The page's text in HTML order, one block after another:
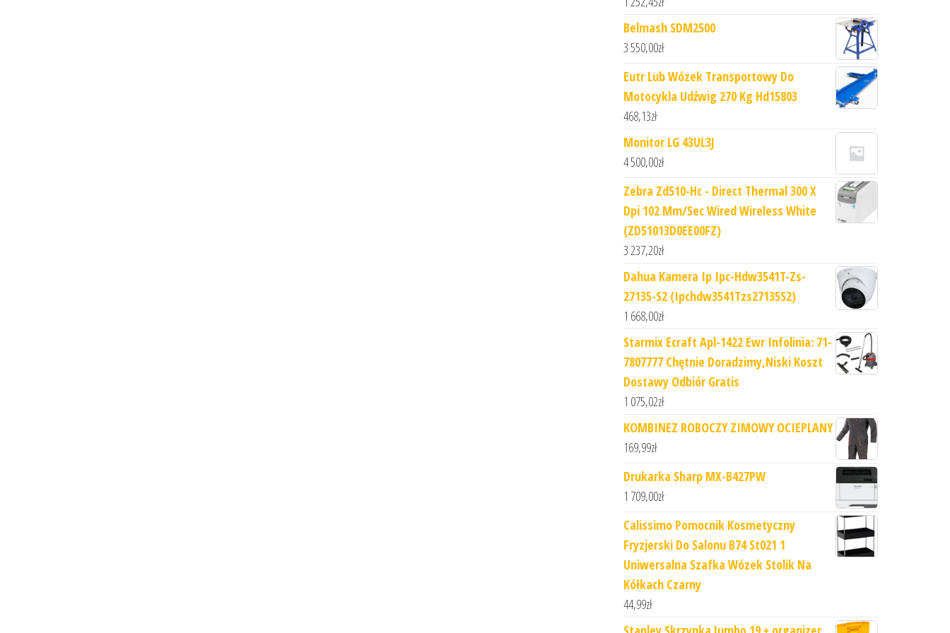
Belmash SDM2500
3 550,00zł
Eutr Lub Wózek Transportowy Do
Motocykla Udźwig 270 Kg Hd15803
468,13zł
Monitor LG 43UL3J
4 500,00zł
Zebra Zd510-Hc - Direct Thermal 300 X
Dpi 102 Mm/Sec Wired Wireless White
(ZD51013D0EE00FZ)
3 237,20zł
Dahua Kamera Ip Ipc-Hdw3541T-Zs-
27135-S2 (Ipchdw3541Tzs27135S2)
1 668,00zł
Starmix Ecraft Apl-1422 Ewr Infolinia: 71-
7807777 Chętnie Doradzimy,Niski Koszt
Dostawy Odbiór Gratis
1 075,02zł
KOMBINEZ ROBOCZY ZIMOWY OCIEPLANY
169,99zł
Drukarka Sharp MX-B427PW
1 709,00zł
Calissimo Pomocnik Kosmetyczny
Fryzjerski Do Salonu B74 St021 1
Uniwersalna Szafka Wózek Stolik Na
Kółkach Czarny
44,99zł